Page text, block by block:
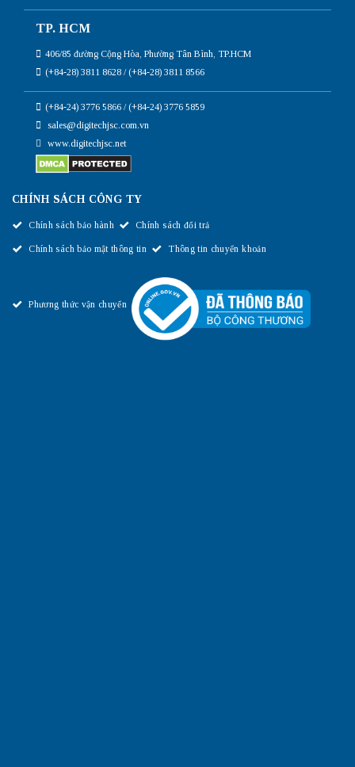
TP. HCM
406/85 đường Cộng Hòa, Phường Tân Bình, TP.HCM
(+84-28) 3811 8628 / (+84-28) 3811 8566
(+84-24) 3776 5866 / (+84-24) 3776 5859
sales@digitechjsc.com.vn
www.digitechjsc.net
CHÍNH SÁCH CÔNG TY
Chính sách bảo hành Chính sách đổi trả
Chính sách bảo mật thông tin Thông tin chuyển khoản
Phương thức vận chuyển